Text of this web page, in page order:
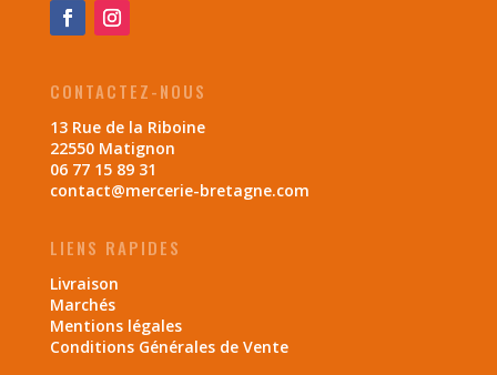
CONTACTEZ-NOUS
13 Rue de la Riboine
22550 Matignon
06 77 15 89 31
contact@mercerie-bretagne.com
LIENS RAPIDES
Livraison
Marchés
Mentions légales
Conditions Générales de Vente